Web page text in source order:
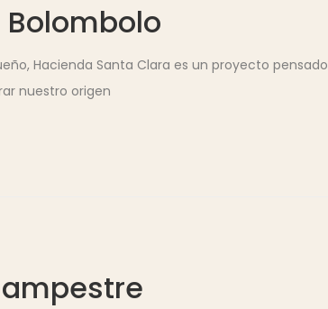
Hacienda Santa Clara es un proyecto pensado
nuestro origen